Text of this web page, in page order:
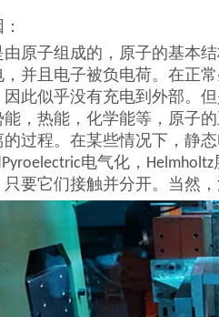
原子组成的，原子的基本
，并且电子被负电荷。在正
此似乎没有充电到外部。
，热能，化学能等，原子
过程。在某些情况下，静
电气化，
要它们接触并分开。当然